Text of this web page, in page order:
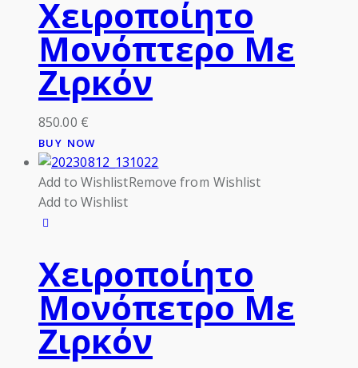
Χειροποίητο
Μονόπτερο Με
Ζιρκόν
850.00 €
BUY NOW
Add to WishlistRemove from Wishlist
Add to Wishlist
Χειροποίητο
Μονόπετρο Με
Ζιρκόν